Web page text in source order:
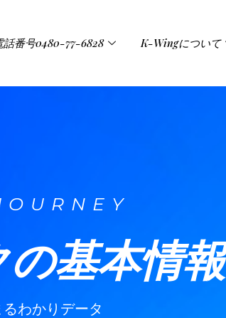
話番号0480-77-6828 K-Wingについて
基本情報
わかりデータ